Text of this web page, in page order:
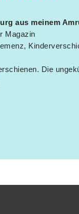
aus meinem
Magazin
Die